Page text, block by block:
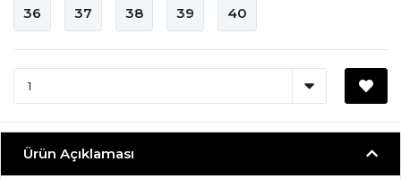
36 37 38 39 40
Ürün Açıklaması